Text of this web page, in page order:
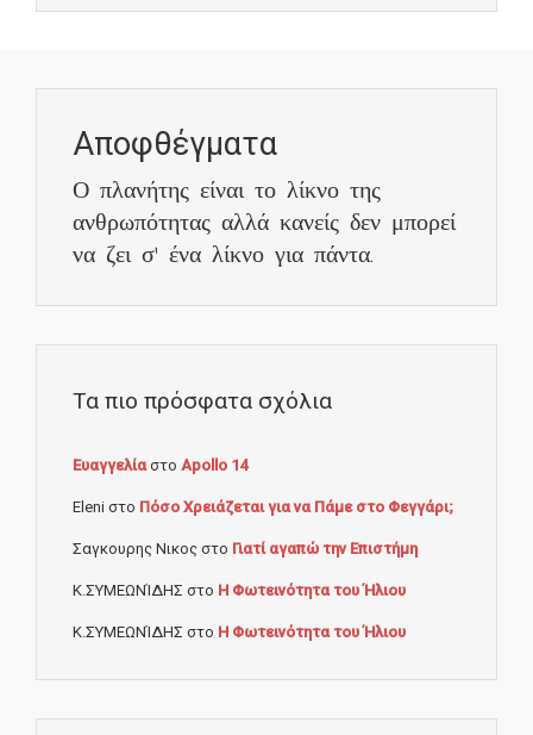
Αποφθέγματα
Ο πλανήτης είναι το λίκνο της
ανθρωπότητας αλλά κανείς δεν μπορεί
να ζει σ' ένα λίκνο για πάντα.
Τα πιο πρόσφατα σχόλια
Ευαγγελίαστο Apollo 14
Eleni στο Πόσο Χρειάζεται για να Πάμε στο Φεγγάρι;
Σαγκουρης Νικος στο Γιατί αγαπώ την Επιστήμη
Κ.ΣΥΜΕΩΝΊΔΗΣ στο Η Φωτεινότητα του Ήλιου
Κ.ΣΥΜΕΩΝΊΔΗΣ στο Η Φωτεινότητα του Ήλιου